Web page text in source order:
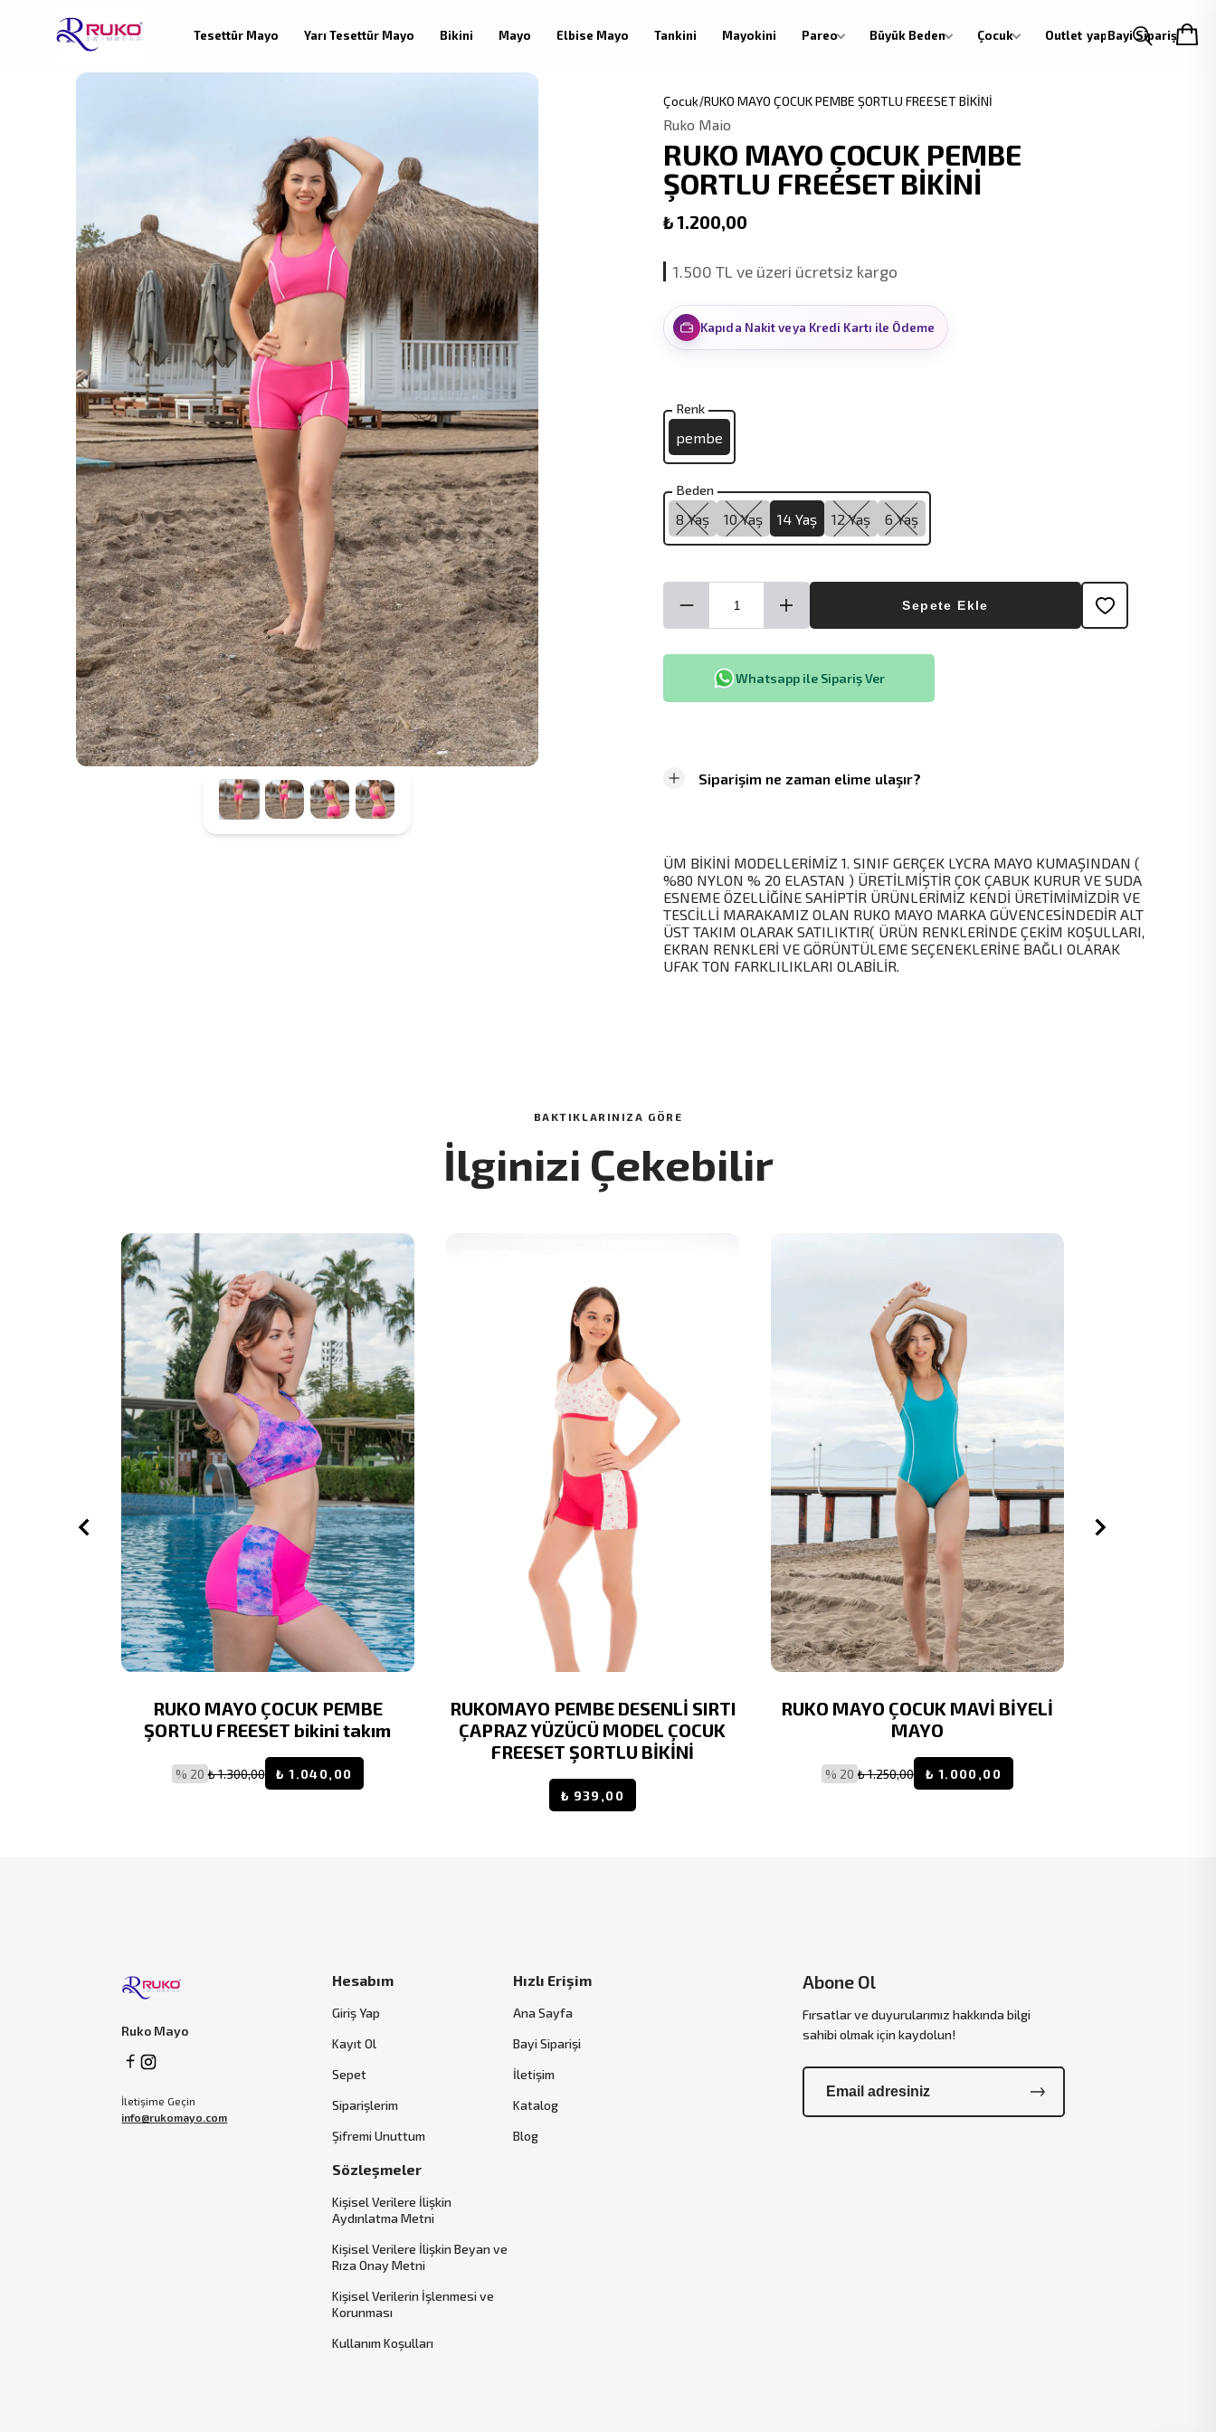
Tesettür Mayo Yarı Tesettür Mayo Bikini Mayo Elbise Mayo Tankini Mayokini Pareo Büyük Beden Çocuk Outlet Bayi Siparişi
Giriş yap
Çocuk RUKO MAYO ÇOCUK PEMBE ŞORTLU FREESET BİKİNİ
Ruko Maio
RUKO MAYO ÇOCUK PEMBE
ŞORTLU FREESET BİKİNİ
₺ 1.200,00
1.500 TL ve üzeri ücretsiz kargo
Kapıda Nakit veya Kredi Kartı ile Ödeme
Renk
pembe
Beden
8 Yaş 10 Yaş 14 Yaş 12 Yaş 6 Yaş
Sepete Ekle
Whatsapp ile Sipariş Ver
Siparişim ne zaman elime ulaşır?
ÜM BİKİNİ MODELLERİMİZ 1. SINIF GERÇEK LYCRA MAYO KUMAŞINDAN (
%80 NYLON % 20 ELASTAN ) ÜRETİLMİŞTİR ÇOK ÇABUK KURUR VE SUDA
ESNEME ÖZELLİĞİNE SAHİPTİR ÜRÜNLERİMİZ KENDİ ÜRETİMİMİZDİR VE
TESCİLLİ MARAKAMIZ OLAN RUKO MAYO MARKA GÜVENCESİNDEDİR ALT
ÜST TAKIM OLARAK SATILIKTIR( ÜRÜN RENKLERİNDE ÇEKİM KOŞULLARI,
EKRAN RENKLERİ VE GÖRÜNTÜLEME SEÇENEKLERİNE BAĞLI OLARAK
UFAK TON FARKLILIKLARI OLABİLİR.
BAKTIKLARINIZA GÖRE
İlginizi Çekebilir
RUKO MAYO ÇOCUK PEMBE
ŞORTLU FREESET bikini takım
% 20 ₺ 1.300,00 ₺ 1.040,00
RUKOMAYO PEMBE DESENLİ SIRTI
ÇAPRAZ YÜZÜCÜ MODEL ÇOCUK
FREESET ŞORTLU BİKİNİ
₺ 939,00
RUKO MAYO ÇOCUK MAVİ BİYELİ
MAYO
% 20 ₺ 1.250,00 ₺ 1.000,00
Ruko Mayo
İletişime Geçin
info@rukomayo.com
Hesabım
Giriş Yap
Kayıt Ol
Sepet
Siparişlerim
Şifremi Unuttum
Hızlı Erişim
Ana Sayfa
Bayi Siparişi
İletişim
Katalog
Blog
Sözleşmeler
Kişisel Verilere İlişkin
Aydınlatma Metni
Kişisel Verilere İlişkin Beyan ve
Rıza Onay Metni
Kişisel Verilerin İşlenmesi ve
Korunması
Kullanım Koşulları
Abone Ol
Fırsatlar ve duyurularımız hakkında bilgi
sahibi olmak için kaydolun!